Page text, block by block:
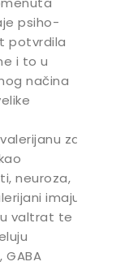
psiho-
potvrdila
i to u
načina
za
neuroza,
imaju
valtrat te